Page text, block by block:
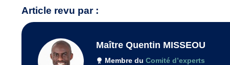
Article revu par :
Maître Quentin MISSEOU
Membre du Comité d’experts